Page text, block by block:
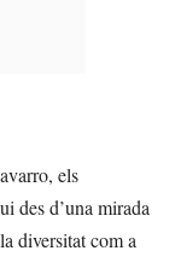
els
des d’una mirada
diversitat com a